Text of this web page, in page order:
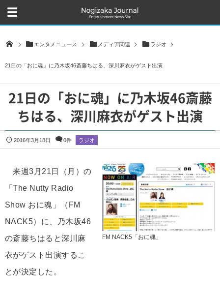
エンタメニュース メディア関連 ラジオ
21日の「おに魂」に乃木坂46斎藤ちはる、深川麻衣がゲスト出演
21日の「おに魂」に乃木坂46斎藤
ちはる、深川麻衣がゲスト出演
2016年3月18日 0件 ラジオ
FM NACK5「おに魂」
来週3月21日（月）の
「The Nutty Radio
Show おに魂」（FM
NACK5）に、乃木坂46
の斎藤ちはると深川麻
衣がゲスト出演するこ
とが決定した。